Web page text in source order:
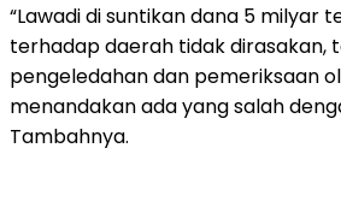
“Lawadi di suntikan dana 5 milyar
terhadap daerah tidak dirasakan,
pengeledahan dan pemeriksaan
menandakan ada yang salah
Tambahnya.